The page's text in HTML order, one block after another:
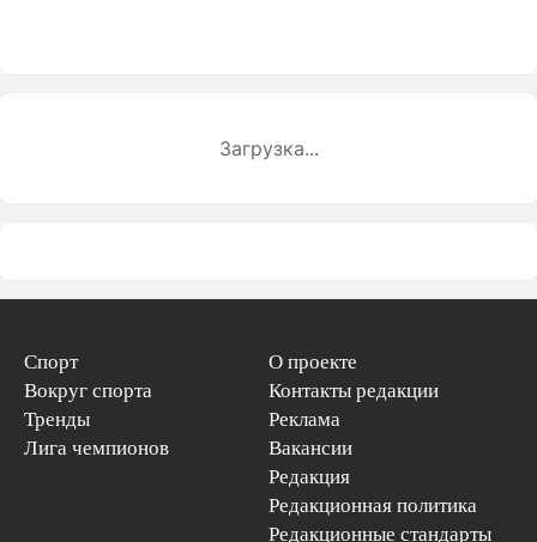
Загрузка...
Спорт
Вокруг спорта
Тренды
Лига чемпионов
О проекте
Контакты редакции
Реклама
Вакансии
Редакция
Редакционная политика
Редакционные стандарты